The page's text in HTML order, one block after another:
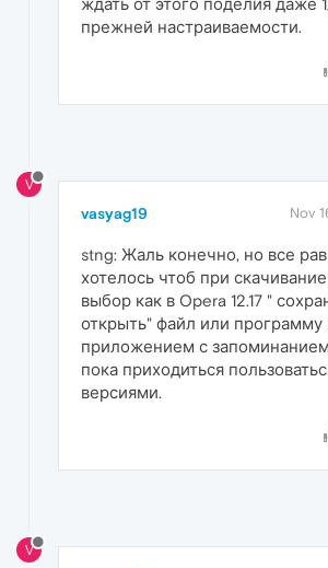
ждать от этого поделия даже
прежней настраиваемости.
V
vasyag19 Nov
stng: Жаль конечно, но все
хотелось чтоб при
выбор как в Opera 12.17 "
открыть" файл или
приложением с
пока приходиться
версиями.
V